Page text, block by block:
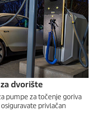
dvorište
pumpe za točenje goriva
privlačan